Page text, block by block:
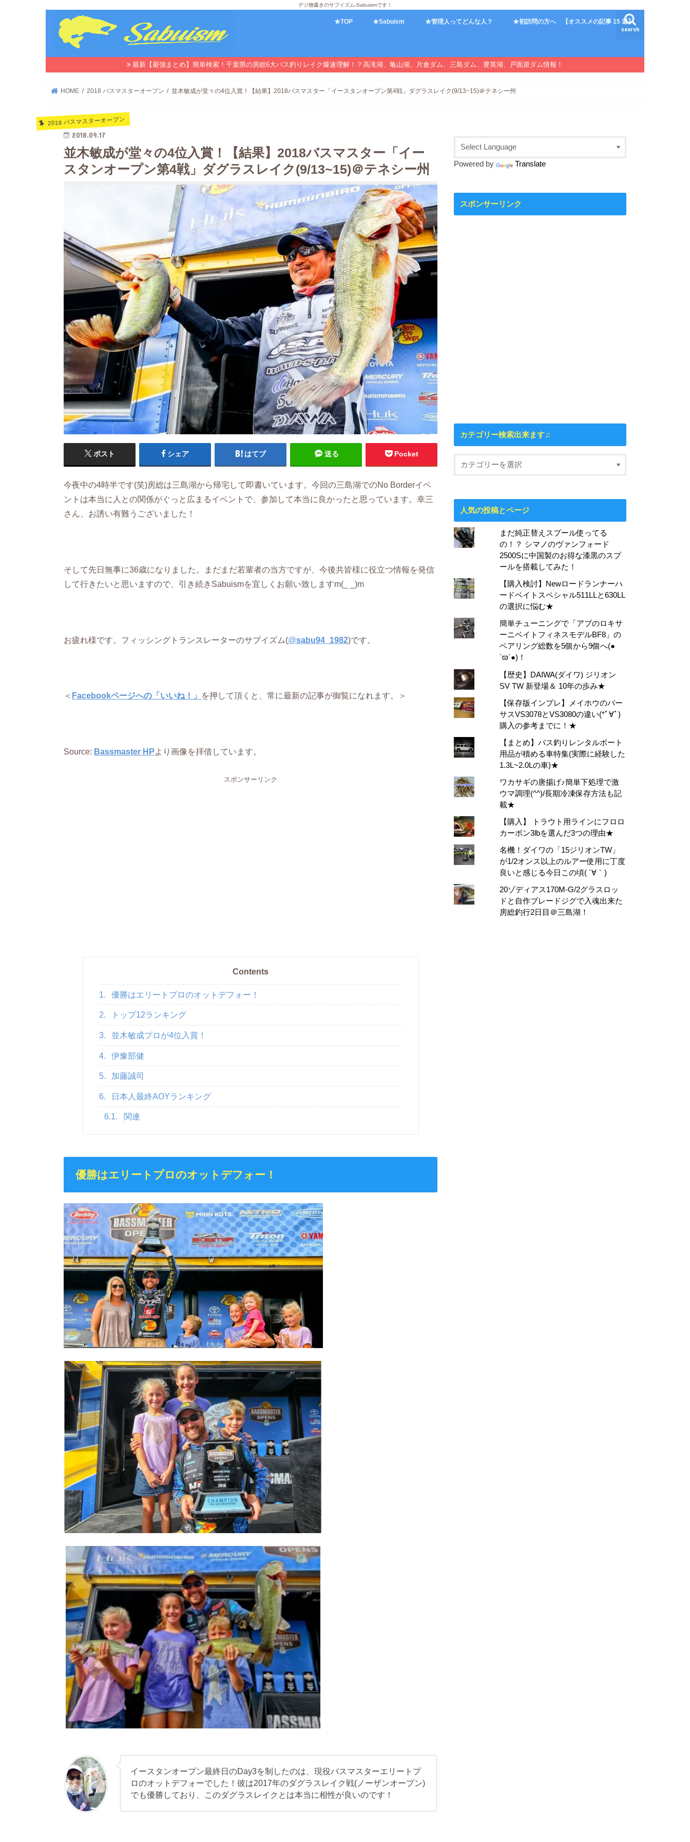
デジ物書きのサブイズム-Sabuismです！
search
★TOP ★Sabuism ★管理人ってどんな人？ ★初訪問の方へ 【オススメの記事 15 選】
最新【最強まとめ】簡単検索！千葉県の房総6大バス釣りレイク爆速理解！？高滝湖、亀山湖、片倉ダム、三島ダム、豊英湖、戸面原ダム情報！
HOME 2018 バスマスターオープン 並木敏成が堂々の4位入賞！【結果】2018バスマスター「イースタンオープン第4戦」ダグラスレイク(9/13~15)＠テネシー州
2018 バスマスターオープン
2018.09.17
並木敏成が堂々の4位入賞！【結果】2018バスマスター「イー
スタンオープン第4戦」ダグラスレイク(9/13~15)＠テネシー州
ポスト シェア はてブ 送る Pocket
今夜中の4時半です(笑)房総は三島湖から帰宅して即書いています。今回の三島湖でのNo Borderイベ
ントは本当に人との関係がぐっと広まるイベントで、参加して本当に良かったと思っています。幸三
さん、お誘い有難うございました！
そして先日無事に36歳になりました。まだまだ若輩者の当方ですが、今後共皆様に役立つ情報を発信
して行きたいと思いますので、引き続きSabuismを宜しくお願い致しますm(_ _)m
お疲れ様です。フィッシングトランスレーターのサブイズム(@sabu94_1982)です。
＜ Facebookページへの「いいね！」 を押して頂くと、常に最新の記事が御覧になれます。＞
Source: Bassmaster HPより画像を拝借しています。
スポンサーリンク
Contents
1. 優勝はエリートプロのオットデフォー！
2. トップ12ランキング
3. 並木敏成プロが4位入賞！
4. 伊豫部健
5. 加藤誠司
6. 日本人最終AOYランキング
6.1. 関連
優勝はエリートプロのオットデフォー！
イースタンオープン最終日のDay3を制したのは、現役バスマスターエリートプ
ロのオットデフォーでした！彼は2017年のダグラスレイク戦(ノーザンオープン)
でも優勝しており、このダグラスレイクとは本当に相性が良いのです！
Powered by Translate
スポンサーリンク
カテゴリー検索出来ます♫
人気の投稿とページ
まだ純正替えスプール使ってる
の！？ シマノのヴァンフォード
2500Sに中国製のお得な漆黒のスプ
ールを搭載してみた！
【購入検討】Newロードランナーハ
ードベイトスペシャル511LLと630LL
の選択に悩む★
簡単チューニングで「アブのロキサ
ーニベイトフィネスモデルBF8」の
ベアリング総数を5個から9個へ(●
´ϖ`●)！
【歴史】DAIWA(ダイワ) ジリオン
SV TW 新登場＆ 10年の歩み★
【保存版インプレ】メイホウのバー
サスVS3078とVS3080の違い(*ﾟ∀ﾟ)
購入の参考までに！★
【まとめ】バス釣りレンタルボート
用品が積める車特集(実際に経験した
1.3L~2.0Lの車)★
ワカサギの唐揚げ♪簡単下処理で激
ウマ調理(^^)/長期冷凍保存方法も記
載★
【購入】 トラウト用ラインにフロロ
カーボン3lbを選んだ3つの理由★
名機！ダイワの「15ジリオンTW」
が1/2オンス以上のルアー使用に丁度
良いと感じる今日この頃( ´∀｀)
20ゾディアス170M-G/2グラスロッ
ドと自作ブレードジグで入魂出来た
房総釣行2日目＠三島湖！